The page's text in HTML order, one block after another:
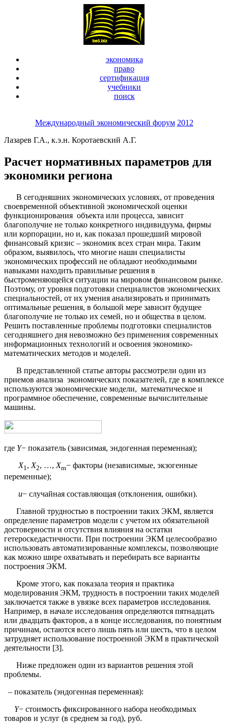
экономика
право
сертификация
учебники
поиск
Международный экономический форум 2012
Лазарев Г.А., к.э.н. Коротаевский А.Г.
Расчет нормативных параметров для
экономики региона
В сегодняшних экономических условиях, от проведения
своевременной объективной экономической оценки
функционирования объекта или процесса, зависит
благополучие не только конкретного индивидуума, фирмы
или корпорации, но и, как показал прошедший мировой
финансовый кризис – экономик всех стран мира. Таким
образом, выявилось, что многие наши специалисты
экономических профессий не обладают необходимыми
навыками находить правильные решения в
быстроменяющейся ситуации на мировом финансовом рынке.
Поэтому, от уровня подготовки специалистов экономических
специальностей, от их умения анализировать и принимать
оптимальные решения, в большой мере зависит будущее
благополучие не только их семей, но и общества в целом.
Решить поставленные проблемы подготовки специалистов
сегодняшнего дня невозможно без применения современных
информационных технологий и освоения экономико-
математических методов и моделей.
В представленной статье авторы рассмотрели один из
приемов анализа экономических показателей, где в комплексе
используются экономические модели, математическое и
программное обеспечение, современные вычислительные
машины.
где Y− показатель (зависимая, эндогенная переменная);
X1, X2, …, Xm− факторы (независимые, экзогенные
переменные);
u− случайная составляющая (отклонения, ошибки).
Главной трудностью в построении таких ЭКМ, является
определение параметров модели с учетом их обязательной
достоверности и отсутствия влияния на остатки
гетероскедастичности. При построении ЭКМ целесообразно
использовать автоматизированные комплексы, позволяющие
как можно шире охватывать и перебирать все варианты
построения ЭКМ.
Кроме этого, как показала теория и практика
моделирования ЭКМ, трудность в построении таких моделей
заключается также в увязке всех параметров исследования.
Например, в начале исследования определяются пятнадцать
или двадцать факторов, а в конце исследования, по понятным
причинам, остаются всего лишь пять или шесть, что в целом
затрудняет использование построенной ЭКМ в практической
деятельности [3].
Ниже предложен один из вариантов решения этой
проблемы.
– показатель (эндогенная переменная):
Y− стоимость фиксированного набора необходимых
товаров и услуг (в среднем за год), руб.